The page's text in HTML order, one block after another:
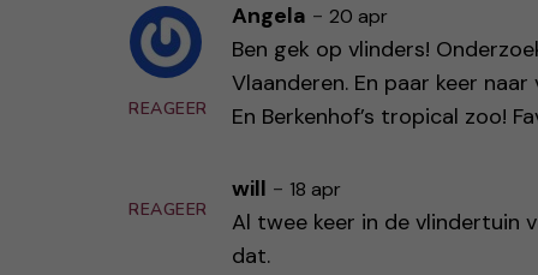
REAGEER
Angela - 20 apr
Ben gek op vlinders!
Vlaanderen. En paar keer
En Berkenhof’s tropical zoo!
REAGEER
will - 18 apr
Al twee keer in de vlindertuin
dat.